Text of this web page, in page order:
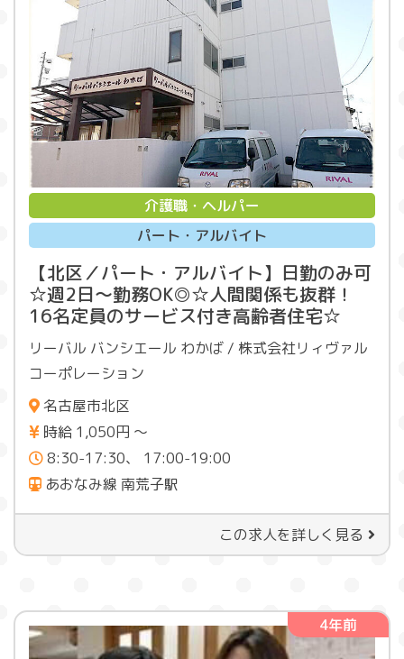
介護職・ヘルパー
パート・アルバイト
【北区／パート・アルバイト】日勤のみ可
☆週2日～勤務OK◎☆人間関係も抜群！
16名定員のサービス付き高齢者住宅☆
リーバル バンシエール わかば / 株式会社リィヴァル
コーポレーション
名古屋市北区
時給 1,050円 〜
8:30-17:30、 17:00-19:00
あおなみ線 南荒子駅
この求人を詳しく見る
4年前